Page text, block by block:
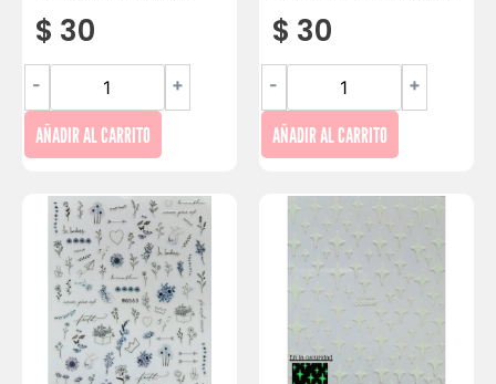
$ 30
- +
AÑADIR AL CARRITO
$ 30
- +
AÑADIR AL CARRITO